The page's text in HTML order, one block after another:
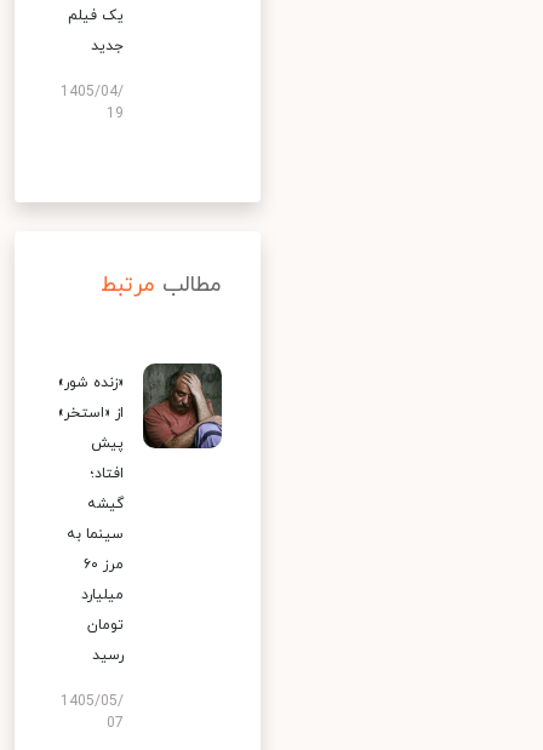
یک فیلم
جدید
1405/04/
19
مطالب مرتبط
«زنده شور»
از «استخر»
پیش
افتاد؛
گیشه
سینما به
مرز ۶۰
میلیارد
تومان
رسید
1405/05/
07